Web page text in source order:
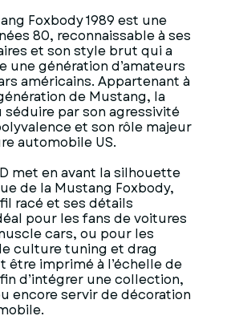
Foxbody 1989 est une
80, reconnaissable à ses
et son style brut qui a
une génération d’amateurs
américains. Appartenant à
de Mustang, la
séduire par son agressivité
et son rôle majeur
automobile US.
met en avant la silhouette
de la Mustang Foxbody,
racé et ses détails
pour les fans de voitures
cars, ou pour les
culture tuning et drag
être imprimé à l’échelle de
d’intégrer une collection,
encore servir de décoration